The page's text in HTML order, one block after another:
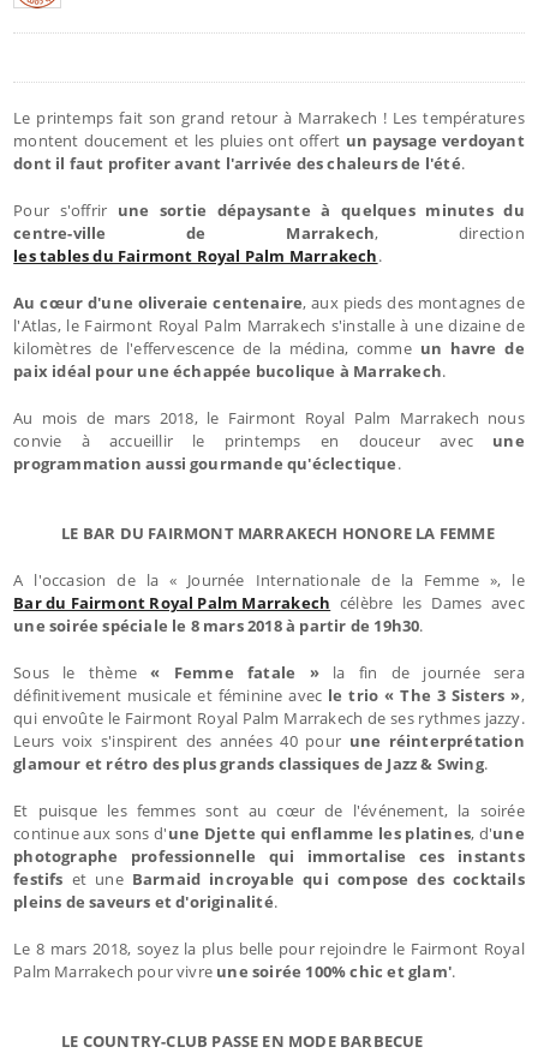
Le printemps fait son grand retour à Marrakech ! Les températures
montent doucement et les pluies ont offert un paysage verdoyant
dont il faut profiter avant l'arrivée des chaleurs de l'été.
Pour s'offrir une sortie dépaysante à quelques minutes du
centre-ville de Marrakech, direction
les tables du Fairmont Royal Palm Marrakech.
Au cœur d'une oliveraie centenaire, aux pieds des montagnes de
l'Atlas, le Fairmont Royal Palm Marrakech s'installe à une dizaine de
kilomètres de l'effervescence de la médina, comme un havre de
paix idéal pour une échappée bucolique à Marrakech.
Au mois de mars 2018, le Fairmont Royal Palm Marrakech nous
convie à accueillir le printemps en douceur avec une
programmation aussi gourmande qu'éclectique.
LE BAR DU FAIRMONT MARRAKECH HONORE LA FEMME
A l'occasion de la « Journée Internationale de la Femme », le
Bar du Fairmont Royal Palm Marrakech célèbre les Dames avec
une soirée spéciale le 8 mars 2018 à partir de 19h30.
Sous le thème« Femme fatale »la fin de journée sera
définitivement musicale et féminine avec le trio « The 3 Sisters »,
qui envoûte le Fairmont Royal Palm Marrakech de ses rythmes jazzy.
Leurs voix s'inspirent des années 40 pour une réinterprétation
glamour et rétro des plus grands classiques de Jazz & Swing.
Et puisque les femmes sont au cœur de l'événement, la soirée
continue aux sons d'une Djette qui enflamme les platines, d'une
photographe professionnelle qui immortalise ces instants
festifs et une Barmaid incroyable qui compose des cocktails
pleins de saveurs et d'originalité.
Le 8 mars 2018, soyez la plus belle pour rejoindre le Fairmont Royal
Palm Marrakech pour vivre une soirée 100% chic et glam'.
LE COUNTRY-CLUB PASSE EN MODE BARBECUE